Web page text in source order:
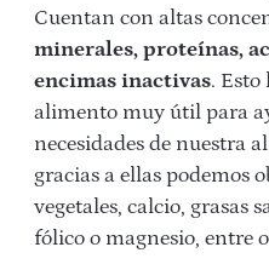
Cuentan con altas
minerales, proteínas,
encimas inactivas. Esto
alimento muy útil para
necesidades de nuestra
gracias a ellas podemos
vegetales, calcio, grasas
fólico o magnesio, entre